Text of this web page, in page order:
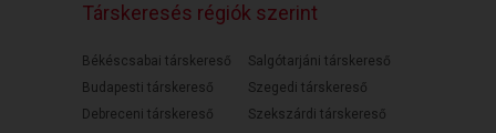
Társkeresés régiók szerint
Békéscsabai társkereső
Budapesti társkereső
Debreceni társkereső
Salgótarjáni társkereső
Szegedi társkereső
Szekszárdi társkereső